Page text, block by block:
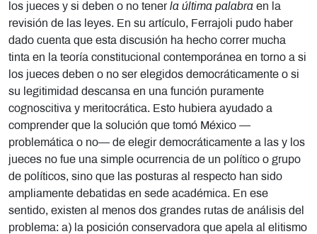
los jueces y si deben o no tener la última palabra en la
revisión de las leyes. En su artículo, Ferrajoli pudo haber
dado cuenta que esta discusión ha hecho correr mucha
tinta en la teoría constitucional contemporánea en torno a si
los jueces deben o no ser elegidos democráticamente o si
su legitimidad descansa en una función puramente
cognoscitiva y meritocrática. Esto hubiera ayudado a
comprender que la solución que tomó México —
problemática o no— de elegir democráticamente a las y los
jueces no fue una simple ocurrencia de un político o grupo
de políticos, sino que las posturas al respecto han sido
ampliamente debatidas en sede académica. En ese
sentido, existen al menos dos grandes rutas de análisis del
problema: a) la posición conservadora que apela al elitismo